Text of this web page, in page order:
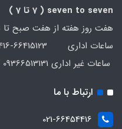
seven to seven ( 7 تا 7 )
هفت روز هفته از هفت صبح
ساعات اداری 66415123-66454416-021
ساعات غیر اداری 09366513131
ارتباط با ما
021-66454416